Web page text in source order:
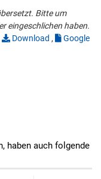
Bitte um
eingeschlichen haben.
Download ,
Google
haben auch folgende